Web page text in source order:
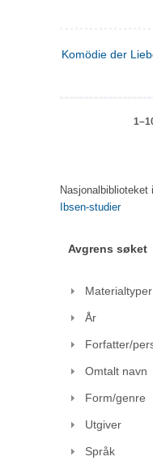
Komödie der
Nasjonalbiblioteket
Ibsen-studier
Avgrens søket
Materialtyper
År
Forfatter/
Omtalt navn
Form/genre
Utgiver
Språk